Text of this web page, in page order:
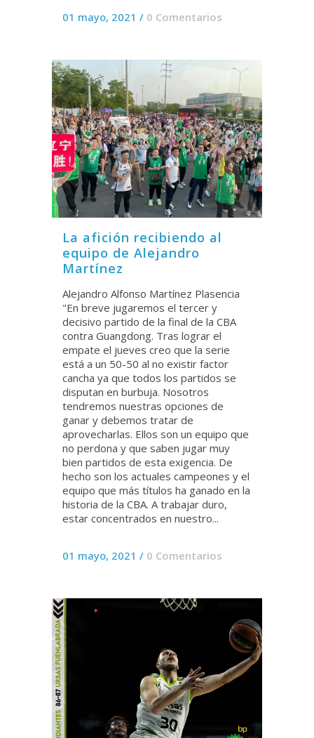
01 mayo, 2021 / 0 Comentarios
La afición recibiendo al
equipo de Alejandro
Martínez
Alejandro Alfonso Martínez Plasencia
"En breve jugaremos el tercer y
decisivo partido de la final de la CBA
contra Guangdong. Tras lograr el
empate el jueves creo que la serie
está a un 50-50 al no existir factor
cancha ya que todos los partidos se
disputan en burbuja. Nosotros
tendremos nuestras opciones de
ganar y debemos tratar de
aprovecharlas. Ellos son un equipo que
no perdona y que saben jugar muy
bien partidos de esta exigencia. De
hecho son los actuales campeones y el
equipo que más títulos ha ganado en la
historia de la CBA. A trabajar duro,
estar concentrados en nuestro...
01 mayo, 2021 / 0 Comentarios